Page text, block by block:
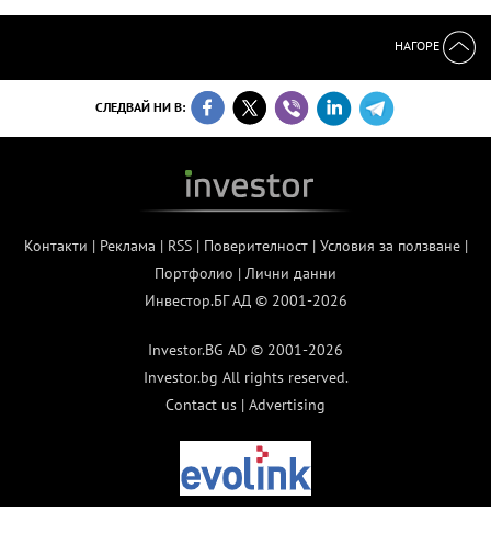
НАГОРЕ
СЛЕДВАЙ НИ В:
Контакти | Реклама | RSS| Поверителност| Условия за ползване|
Портфолио | Лични данни
Инвестор.БГ АД © 2001-2026
Investor.BG AD © 2001-2026
Investor.bg All rights reserved.
Contact us | Advertising